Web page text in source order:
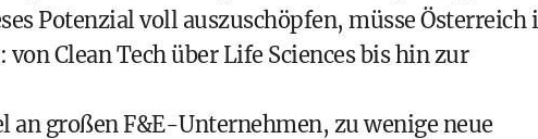
Potenzial voll auszuschöpfen, müsse Österreich
Clean Tech über Life Sciences bis hin zur
an großen F&E-Unternehmen, zu wenige neue